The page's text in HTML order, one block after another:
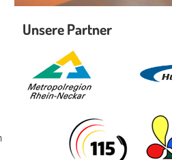
Unsere Partner